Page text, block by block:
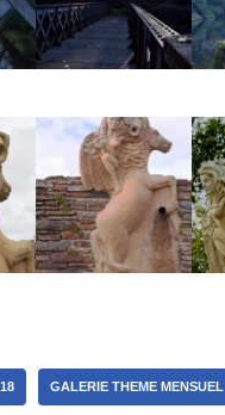
GALERIE THEME MENSUEL